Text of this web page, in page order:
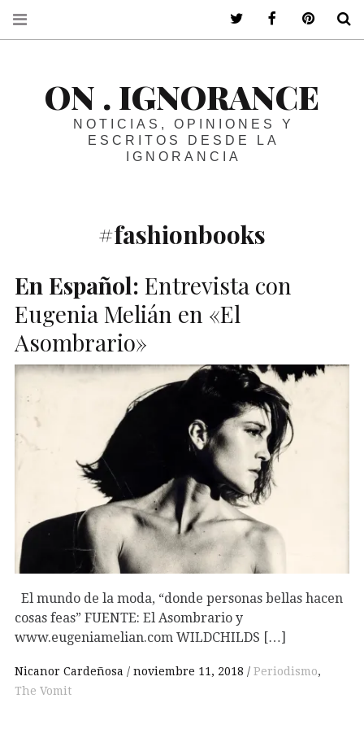
ON . IGNORANCE
NOTICIAS, OPINIONES Y
ESCRITOS DESDE LA
IGNORANCIA
#fashionbooks
En Español: Entrevista con
Eugenia Melián en «El
Asombrario»
El mundo de la moda, “donde personas bellas hacen
cosas feas” FUENTE: El Asombrario y
www.eugeniamelian.com WILDCHILDS […]
Nicanor Cardeñosa noviembre 11, 2018 Periodismo,
The Vomit
ir a mi twitterir a mi facebook
ir a mi